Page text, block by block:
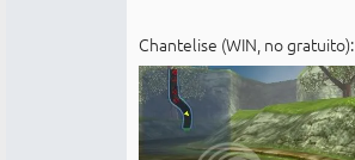
Chantelise (WIN, no gratuito):